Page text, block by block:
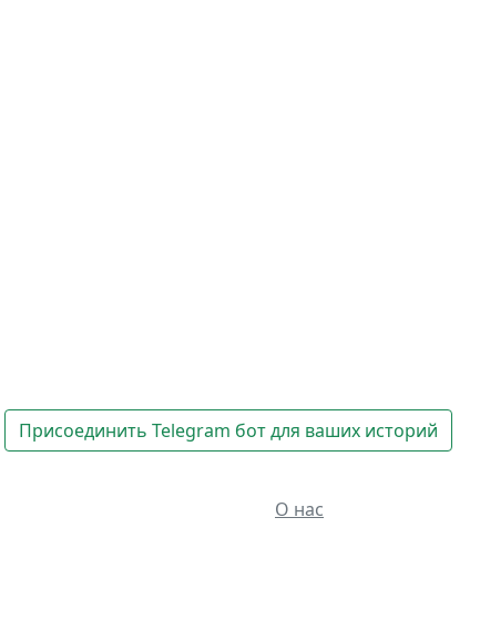
Присоединить Telegram бот для ваших историй
О нас